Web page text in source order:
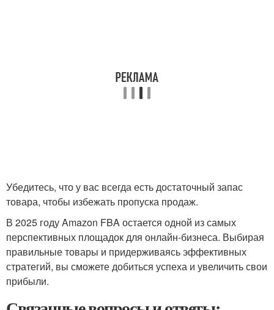
Убедитесь, что у вас всегда есть достаточный запас
товара, чтобы избежать пропуска продаж.
В 2025 году Amazon FBA остается одной из самых
перспективных площадок для онлайн-бизнеса. Выбирая
правильные товары и придерживаясь эффективных
стратегий, вы сможете добиться успеха и увеличить свои
прибыли.